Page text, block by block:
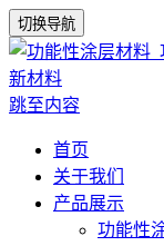
切换导航
跳至内容
首页
关于我们
产品展示
功能性